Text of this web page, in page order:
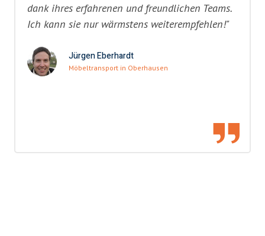
dank ihres erfahrenen und freundlichen Teams.
Ich kann sie nur wärmstens weiterempfehlen!"
Jürgen Eberhardt
Möbeltransport in Oberhausen